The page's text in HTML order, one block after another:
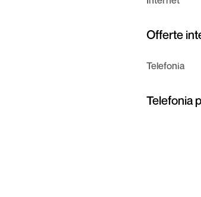
Offerte
Telefonia
Telefonia